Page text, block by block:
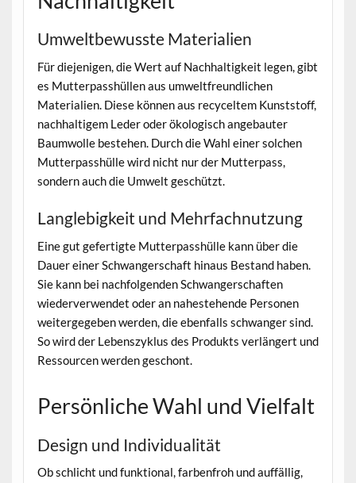
Umweltbewusste Materialien
Für diejenigen, die Wert auf Nachhaltigkeit legen, gibt
es Mutterpasshüllen aus umweltfreundlichen
Materialien. Diese können aus recyceltem Kunststoff,
nachhaltigem Leder oder ökologisch angebauter
Baumwolle bestehen. Durch die Wahl einer solchen
Mutterpasshülle wird nicht nur der Mutterpass,
sondern auch die Umwelt geschützt.
Langlebigkeit und Mehrfachnutzung
Eine gut gefertigte Mutterpasshülle kann über die
Dauer einer Schwangerschaft hinaus Bestand haben.
Sie kann bei nachfolgenden Schwangerschaften
wiederverwendet oder an nahestehende Personen
weitergegeben werden, die ebenfalls schwanger sind.
So wird der Lebenszyklus des Produkts verlängert und
Ressourcen werden geschont.
Persönliche Wahl und Vielfalt
Design und Individualität
Ob schlicht und funktional, farbenfroh und auffällig,